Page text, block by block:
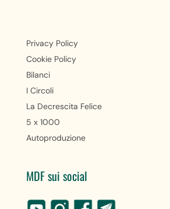
Privacy Policy
Cookie Policy
Bilanci
I Circoli
La Decrescita Felice
5 x 1000
Autoproduzione
MDF sui social